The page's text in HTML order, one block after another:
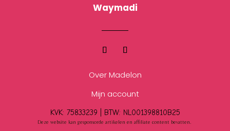
Waymadi
Over Madelon
Mijn account
KVK: 75833239 | BTW: NL001398810B25
Deze website kan gesponsorde artikelen en affiliate content bevatten.